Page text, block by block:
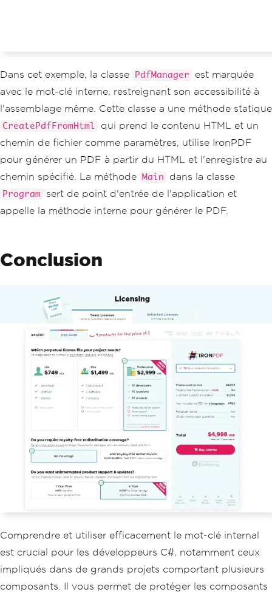
PdfManager
CreatePdfFromHtml (
tmlContent
filePath
}
Dans cet exemple, la classe PdfManager
est marquée
avec le mot-clé interne, restreignant son accessibilité à
l'assemblage même. Cette classe a une méthode statique
CreatePdfFromHtml
qui prend le contenu HTML et un
chemin de fichier comme paramètres, utilise IronPDF
pour générer un PDF à partir du HTML et l'enregistre au
chemin spécifié. La méthode
Main dans la classe
Program
sert de point d'entrée de l'application et
appelle la méthode interne pour générer le PDF.
Conclusion
Comprendre et utiliser efficacement le mot-clé internal
est crucial pour les développeurs C#, notamment ceux
impliqués dans de grands projets comportant plusieurs
composants. Il vous permet de protéger les composants